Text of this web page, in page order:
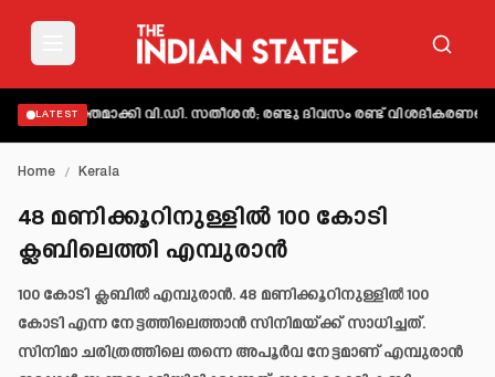
LATEST
വ്യക്തമാക്കി വി.ഡി. സതീശൻ; രണ്ടു ദിവസം രണ്ട് വിശദീകരണമെന്ന്
Home / Kerala
48 മണിക്കൂറിനുള്ളിൽ 100 കോടി
ക്ലബിലെത്തി എമ്പുരാൻ
100 കോടി ക്ലബിൽ എമ്പുരാൻ. 48 മണിക്കൂറിനുള്ളിൽ 100
കോടി എന്ന നേട്ടത്തിലെത്താൻ സിനിമയ്ക്ക് സാധിച്ചത്.
സിനിമാ ചരിത്രത്തിലെ തന്നെ അപൂർവ നേട്ടമാണ് എമ്പുരാൻ